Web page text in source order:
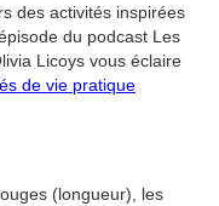
des activités inspirées
du podcast Les
Licoys vous éclaire
de vie pratique
(longueur), les